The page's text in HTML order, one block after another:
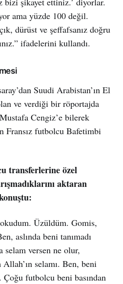
ama yüzde 100 değil.
dürüst ve şeffafsanız doğru
ifadelerini kullandı.
Suudi Arabistan’ın El
ve verdiği bir röportajda
Cengiz’e bilerek
Fransız futbolcu Bafetimbi
transferlerine özel
aktaran
okudum. Üzüldüm. Gomis,
aslında beni tanımadı
versen ne olur,
selamı. Ben, beni
Çoğu futbolcu beni basından